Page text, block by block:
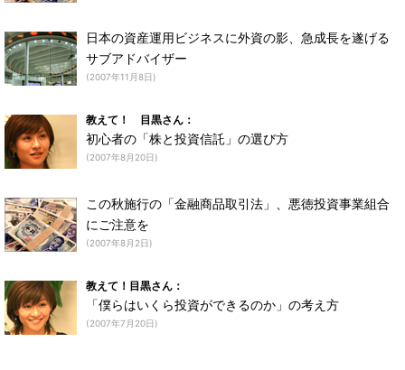
日本の資産運用ビジネスに外資の影、急成長を遂げる
サブアドバイザー
(2007年11月8日)
教えて！ 目黒さん：
初心者の「株と投資信託」の選び方
(2007年8月20日)
この秋施行の「金融商品取引法」、悪徳投資事業組合
にご注意を
(2007年8月2日)
教えて！目黒さん：
「僕らはいくら投資ができるのか」の考え方
(2007年7月20日)